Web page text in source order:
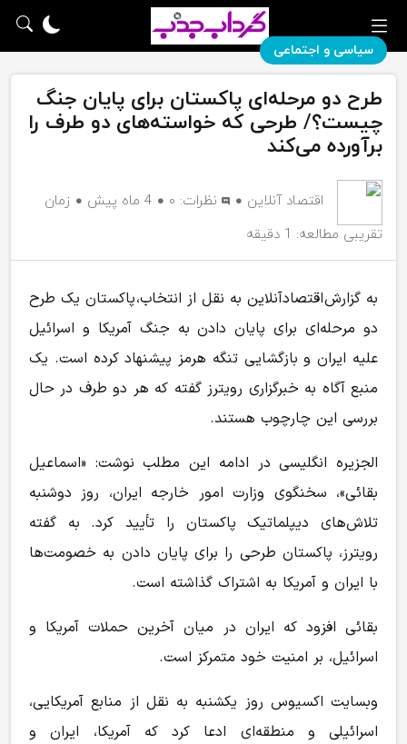
سیاسی و اجتماعی
طرح دو مرحله‌ای پاکستان برای پایان جنگ
چیست؟/ طرحی که خواسته‌های دو طرف را
برآورده می‌کند
اقتصاد آنلاین نظرات: ۰ 4 ماه پیش
زمان
تقریبی مطالعه: 1 دقیقه
به گزارش اقتصادآنلاین به نقل از انتخاب، پاکستان یک طرح
دو مرحله‌ای برای پایان دادن به جنگ آمریکا و اسرائیل
علیه ایران و بازگشایی تنگه هرمز پیشنهاد کرده است. یک
منبع آگاه به خبرگزاری رویترز گفته که هر دو طرف در حال
بررسی این چارچوب هستند.
الجزیره انگلیسی در ادامه این مطلب نوشت: «اسماعیل
بقائی»، سخنگوی وزارت امور خارجه ایران، روز دوشنبه
تلاش‌های دیپلماتیک پاکستان را تأیید کرد. به گفته
رویترز، پاکستان طرحی را برای پایان دادن به خصومت‌ها
با ایران و آمریکا به اشتراک گذاشته است.
بقائی افزود که ایران در میان آخرین حملات آمریکا و
اسرائیل، بر امنیت خود متمرکز است.
وبسایت اکسیوس روز یکشنبه به نقل از منابع آمریکایی،
اسرائیلی و منطقه‌ای ادعا کرد که آمریکا، ایران و